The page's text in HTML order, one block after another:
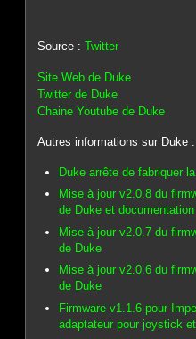
Source :Twitter
Site Web de Duke
Twitter de Duke
Chaine Youtube de Duke
Autres informations sur Duke :
Duke arrête de fabriquer
Mise à jour v2.0.8 du
de Duke et
Mise à jour v2.0.7 du
de Duke
Mise à jour v2.0.6 du
de Duke
Firmware v1.1.6 pour
adaptateur pour joystick